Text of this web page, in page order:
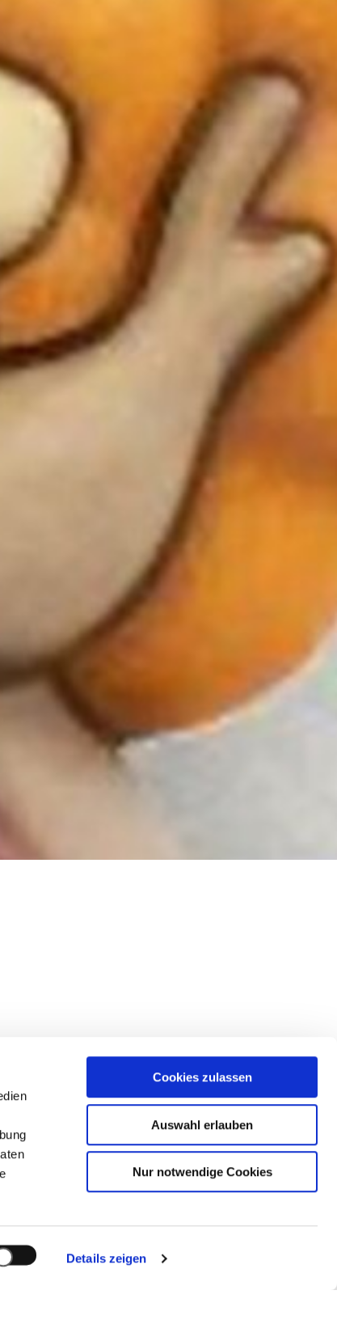
Details zeigen
Cookies zulassen
Auswahl erlauben
Nur notwendige Cookies
Magie vereinen,
– Merlin
die
die Jahre…